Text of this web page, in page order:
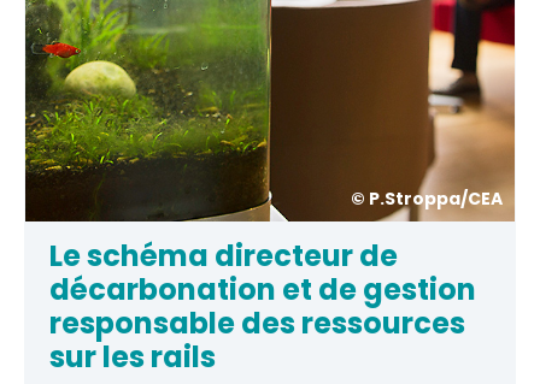
© P.Stroppa/CEA
Le schéma directeur de
décarbonation et de gestion
responsable des ressources
sur les rails